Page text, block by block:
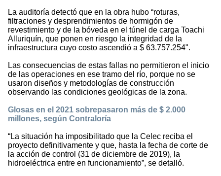
La auditoría detectó que en la obra hubo “roturas,
filtraciones y desprendimientos de hormigón de
revestimiento y de la bóveda en el túnel de carga Toachi
Alluriquín, que ponen en riesgo la integridad de la
infraestructura cuyo costo ascendió a $ 63.757.254".
Las consecuencias de estas fallas no permitieron el inicio
de las operaciones en ese tramo del río, porque no se
usaron diseños y metodologías de construcción
observando las condiciones geológicas de la zona.
Glosas en el 2021 sobrepasaron más de $ 2.000
millones, según Contraloría
“La situación ha imposibilitado que la Celec reciba el
proyecto definitivamente y que, hasta la fecha de corte de
la acción de control (31 de diciembre de 2019), la
hidroeléctrica entre en funcionamiento”, se detalló.